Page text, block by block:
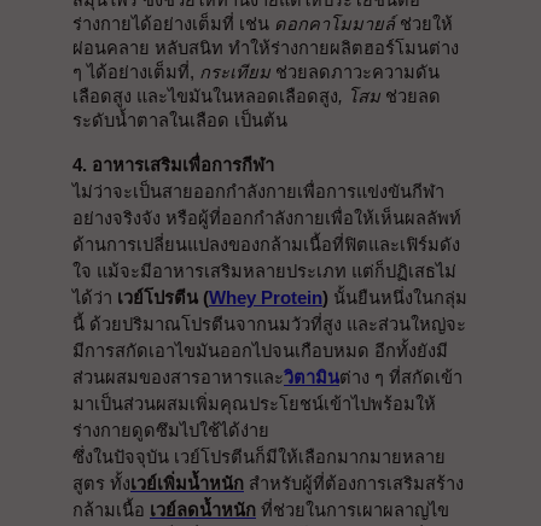
ร่างกายได้อย่างเต็มที่ เช่น ดอกคาโมมายล์ ช่วยให้
ผ่อนคลาย หลับสนิท ทำให้ร่างกายผลิตฮอร์โมนต่าง
ๆ ได้อย่างเต็มที่, กระเทียม ช่วยลดภาวะความดัน
เลือดสูง และไขมันในหลอดเลือดสูง, โสม ช่วยลด
ระดับน้ำตาลในเลือด เป็นต้น
4. อาหารเสริมเพื่อการกีฬา
ไม่ว่าจะเป็นสายออกกำลังกายเพื่อการแข่งขันกีฬา
อย่างจริงจัง หรือผู้ที่ออกกำลังกายเพื่อให้เห็นผลลัพท์
ด้านการเปลี่ยนแปลงของกล้ามเนื้อที่ฟิตและเฟิร์มดัง
ใจ แม้จะมีอาหารเสริมหลายประเภท แต่ก็ปฏิเสธไม่
ได้ว่า เวย์โปรตีน (Whey Protein) นั้นยืนหนึ่งในกลุ่ม
นี้ ด้วยปริมาณโปรตีนจากนมวัวที่สูง และส่วนใหญ่จะ
มีการสกัดเอาไขมันออกไปจนเกือบหมด อีกทั้งยังมี
ส่วนผสมของสารอาหารและวิตามินต่าง ๆ ที่สกัดเข้า
มาเป็นส่วนผสมเพิ่มคุณประโยชน์เข้าไปพร้อมให้
ร่างกายดูดซึมไปใช้ได้ง่าย
ซึ่งในปัจจุบัน เวย์โปรตีนก็มีให้เลือกมากมายหลาย
สูตร ทั้งเวย์เพิ่มน้ำหนัก สำหรับผู้ที่ต้องการเสริมสร้าง
กล้ามเนื้อ เวย์ลดน้ำหนัก ที่ช่วยในการเผาผลาญไข